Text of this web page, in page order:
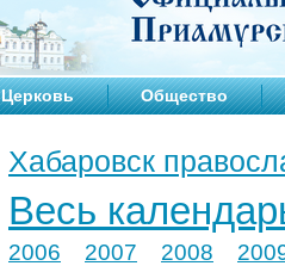
Церковь Общество
Хабаровск
Весь
2006 2007 2008